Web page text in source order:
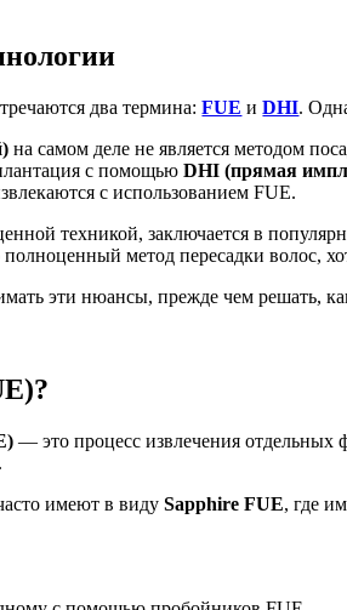
два термина:FUE иDHI.
на самом деле не является методом
с помощьюDHI (прямая
с использованием FUE.
техникой, заключается в
метод пересадки волос,
эти нюансы, прежде чем решать,
— это процесс извлечения отдельных
имеют в видуSapphire FUE, где